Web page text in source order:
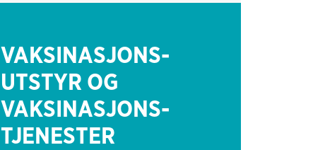
VAKSINASJONS-
UTSTYR OG
VAKSINASJONS-
TJENESTER